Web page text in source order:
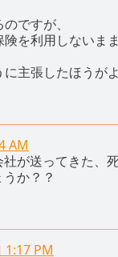
ですが、
を利用しないま
主張したほうが
AM
が送ってきた、
か？？
1:17 PM